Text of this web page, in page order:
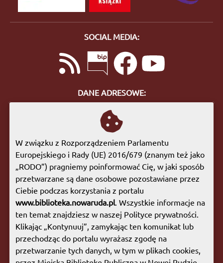
SOCIAL MEDIA:
DANE ADRESOWE:
ul. Bohaterów Getta 10
57-400 Nowa Ruda
tel. 74 872 46 96
biuro@biblioteka.nowaruda.pl
GODZINY OTWARCIA:
Poniedziałek:
09:00 - 17:00
Wtorek:
09:00 - 17:00
Środa:
09:00 - 17:00
Czwartek:
08:00 - 15:30
Piątek:
09:00 - 17:00
Sobota:
08:00 - 13:00
W związku z Rozporządzeniem Parlamentu
Europejskiego i Rady (UE) 2016/679 (znanym też jako
„RODO”) pragniemy poinformować Cię, w jaki sposób
przetwarzane są dane osobowe pozostawiane przez
Ciebie podczas korzystania z portalu
www.biblioteka.nowaruda.pl. Wszystkie informacje na
ten temat znajdziesz w naszej Polityce prywatności.
Klikając „Kontynuuj”, zamykając ten komunikat lub
przechodząc do portalu wyrażasz zgodę na
przetwarzanie tych danych, w tym w plikach cookies,